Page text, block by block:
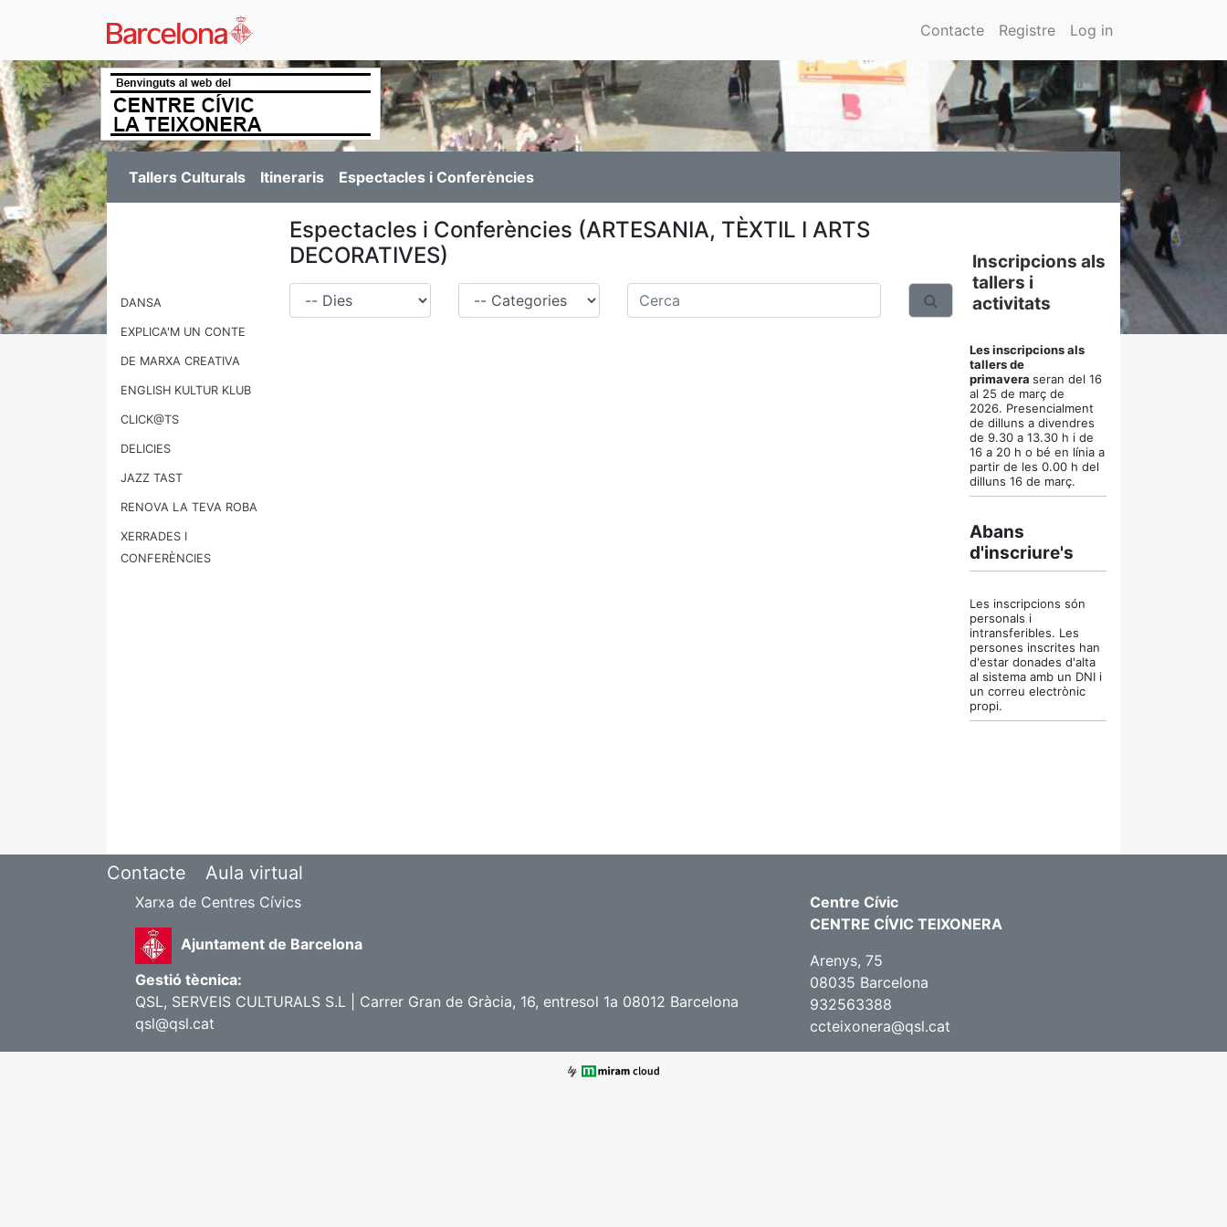
Contacte Registre Log in
Tallers Culturals Itineraris Espectacles i Conferències
DANSA
EXPLICA'M UN CONTE
DE MARXA CREATIVA
ENGLISH KULTUR KLUB
CLICK@TS
DELICIES
JAZZ TAST
RENOVA LA TEVA ROBA
XERRADES I
CONFERÈNCIES
Espectacles i Conferències (ARTESANIA, TÈXTIL I ARTS
DECORATIVES)
Cerca
Inscripcions als
tallers i
activitats
Les inscripcions als
tallers de
primavera seran del 16
al 25 de març de
2026. Presencialment
de dilluns a divendres
de 9.30 a 13.30 h i de
16 a 20 h o bé en línia a
partir de les 0.00 h del
dilluns 16 de març.
Abans
d'inscriure's
Les inscripcions són
personals i
intransferibles. Les
persones inscrites han
d'estar donades d'alta
al sistema amb un DNI i
un correu electrònic
propi.
Contacte Aula virtual
Xarxa de Centres Cívics
Ajuntament de Barcelona
Gestió tècnica:
QSL, SERVEIS CULTURALS S.L | Carrer Gran de Gràcia, 16, entresol 1a 08012 Barcelona
qsl@qsl.cat
Centre Cívic
CENTRE CÍVIC TEIXONERA
Arenys, 75
08035 Barcelona
932563388
ccteixonera@qsl.cat